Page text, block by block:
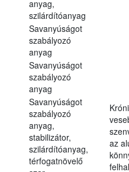
anyag,
szilárdítóanyag
Savanyúságot
szabályozó
anyag
Savanyúságot
szabályozó
anyag
Savanyúságot
szabályozó
anyag,
stabilizátor,
szilárdítóanyag,
térfogatnövelő
az